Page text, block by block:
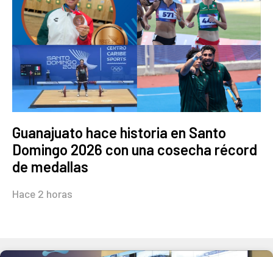
Guanajuato hace historia en Santo
Domingo 2026 con una cosecha récord
de medallas
Hace 2 horas